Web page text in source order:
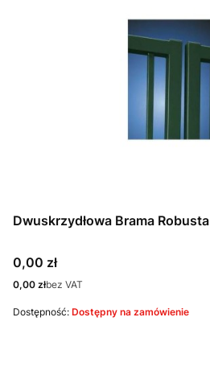
Dwuskrzydłowa Brama Robusta
Cena
0,00 zł
Cena
0,00 złbez VAT
Dostępność: Dostępny na zamówienie